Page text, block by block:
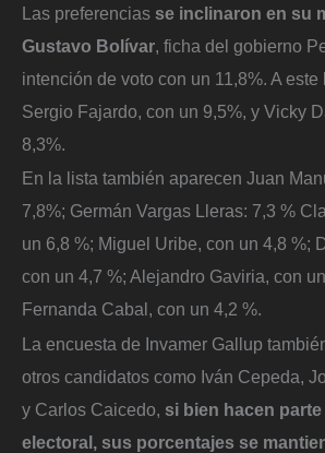
Las preferencias se inclinaron en su
Gustavo Bolívar, ficha del gobierno
intención de voto con un 11,8%. A
Sergio Fajardo, con un 9,5%, y Vicky
8,3%.
En la lista también aparecen Juan
7,8%; Germán Vargas Lleras: 7,3 %
un 6,8 %; Miguel Uribe, con un 4,8 %;
con un 4,7 %; Alejandro Gaviria, con
Fernanda Cabal, con un 4,2 %.
La encuesta de Invamer Gallup
otros candidatos como Iván Cepeda,
y Carlos Caicedo, si bien hacen
electoral, sus porcentajes se